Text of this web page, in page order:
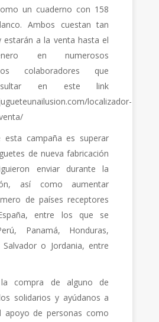
un cuaderno con 158
Ambos cuestan tan
estarán a la venta hasta el
en numerosos
colaboradores que
en este link
localizador-
esta campaña es superar
de nueva fabricación
enviar durante la
así como aumentar
de países receptores
entre los que se
Panamá, Honduras,
o Jordania, entre
compra de alguno de
solidarios y ayúdanos a
apoyo de personas como